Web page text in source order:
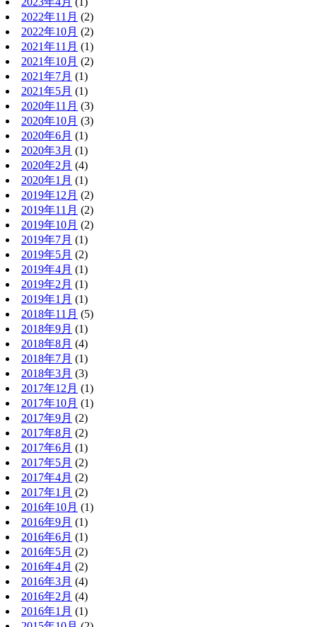
2022年11月 (2)
2022年10月 (2)
2021年11月 (1)
2021年10月 (2)
2021年7月 (1)
2021年5月 (1)
2020年11月 (3)
2020年10月 (3)
2020年6月 (1)
2020年3月 (1)
2020年2月 (4)
2020年1月 (1)
2019年12月 (2)
2019年11月 (2)
2019年10月 (2)
2019年7月 (1)
2019年5月 (2)
2019年4月 (1)
2019年2月 (1)
2019年1月 (1)
2018年11月 (5)
2018年9月 (1)
2018年8月 (4)
2018年7月 (1)
2018年3月 (3)
2017年12月 (1)
2017年10月 (1)
2017年9月 (2)
2017年8月 (2)
2017年6月 (1)
2017年5月 (2)
2017年4月 (2)
2017年1月 (2)
2016年10月 (1)
2016年9月 (1)
2016年6月 (1)
2016年5月 (2)
2016年4月 (2)
2016年3月 (4)
2016年2月 (4)
2016年1月 (1)